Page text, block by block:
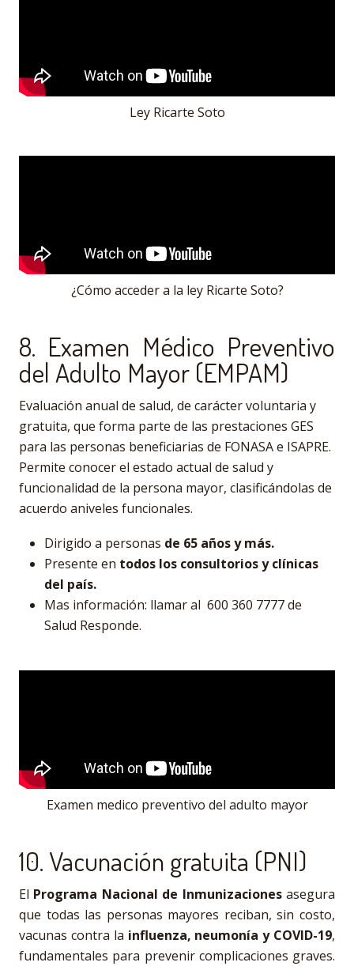
Ley Ricarte Soto
¿Cómo acceder a la ley Ricarte Soto?
8. Examen Médico Preventivo
del Adulto Mayor (EMPAM)
Evaluación anual de salud, de carácter voluntaria y
gratuita, que forma parte de las prestaciones GES
para las personas beneficiarias de FONASA e ISAPRE.
Permite conocer el estado actual de salud y
funcionalidad de la persona mayor, clasificándolas de
acuerdo aniveles funcionales.
Dirigido a personas de 65 años y más.
Presente en todos los consultorios y clínicas
del país.
Mas información: llamar al 600 360 7777 de
Salud Responde.
Examen medico preventivo del adulto mayor
10. Vacunación gratuita (PNI)
El Programa Nacional de Inmunizacionesasegura
que todas las personas mayores reciban, sin costo,
vacunas contra la influenza, neumonía y COVID-19,
fundamentales para prevenir complicaciones graves.